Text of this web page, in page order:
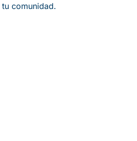
comunidad.